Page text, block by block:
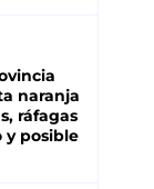
naranja
ráfagas
y posible